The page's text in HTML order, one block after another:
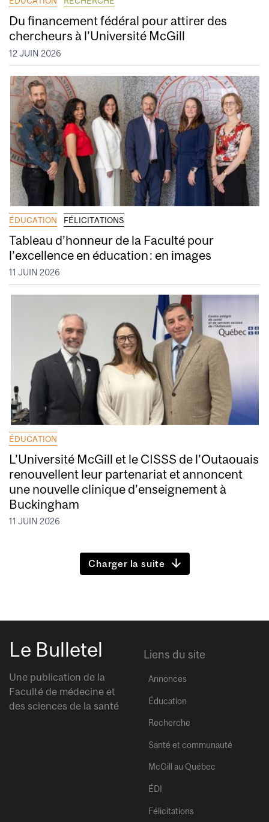
Du financement fédéral pour attirer des
chercheurs à l’Université McGill
12 JUIN 2026
ÉDUCATION FÉLICITATIONS
Tableau d’honneur de la Faculté pour
l’excellence en éducation : en images
11 JUIN 2026
ÉDUCATION
L’Université McGill et le CISSS de l’Outaouais
renouvellent leur partenariat et annoncent
une nouvelle clinique d’enseignement à
Buckingham
11 JUIN 2026
Charger la suite
Le Bulletel
Une publication de la
Faculté de médecine et
des sciences de la santé
Liens du site
Annonces
Éducation
Recherche
Santé et communauté
McGill au Québec
ÉDI
Félicitations